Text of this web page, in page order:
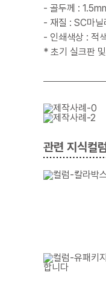
- 골두께 :
- 재질 : SC마닐
- 인쇄색상 : 적
* 초기 실크판
관련 지식컬